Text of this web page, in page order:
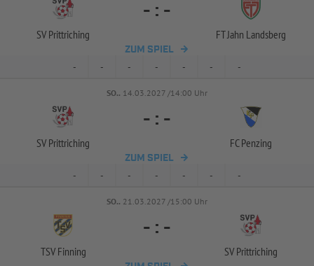
SV Prittriching
- : -
FT Jahn Landsberg
ZUM SPIEL
- - - - - - -
SO.. 14.03.2027 /14:00 Uhr
SV Prittriching
- : -
FC Penzing
ZUM SPIEL
- - - - - - -
SO.. 21.03.2027 /15:00 Uhr
TSV Finning
- : -
SV Prittriching